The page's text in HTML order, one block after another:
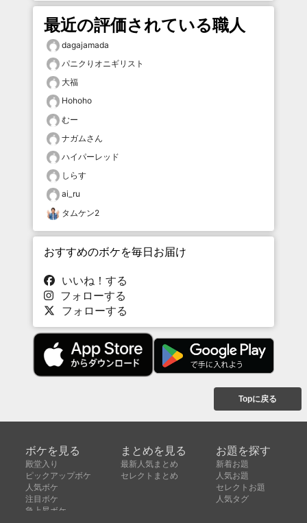
最近の評価されている職人
dagajamada
パニクりオニギリスト
大福
Hohoho
むー
ナガムさん
ハイパーレッド
しらす
ai_ru
タムケン2
おすすめのボケを毎日お届け
いいね！する
フォローする
フォローする
Topに戻る
ボケを見る
殿堂入り
ピックアップボケ
人気ボケ
注目ボケ
急上昇ボケ
まとめを見る
最新人気まとめ
セレクトまとめ
お題を探す
新着お題
人気お題
セレクトお題
人気タグ